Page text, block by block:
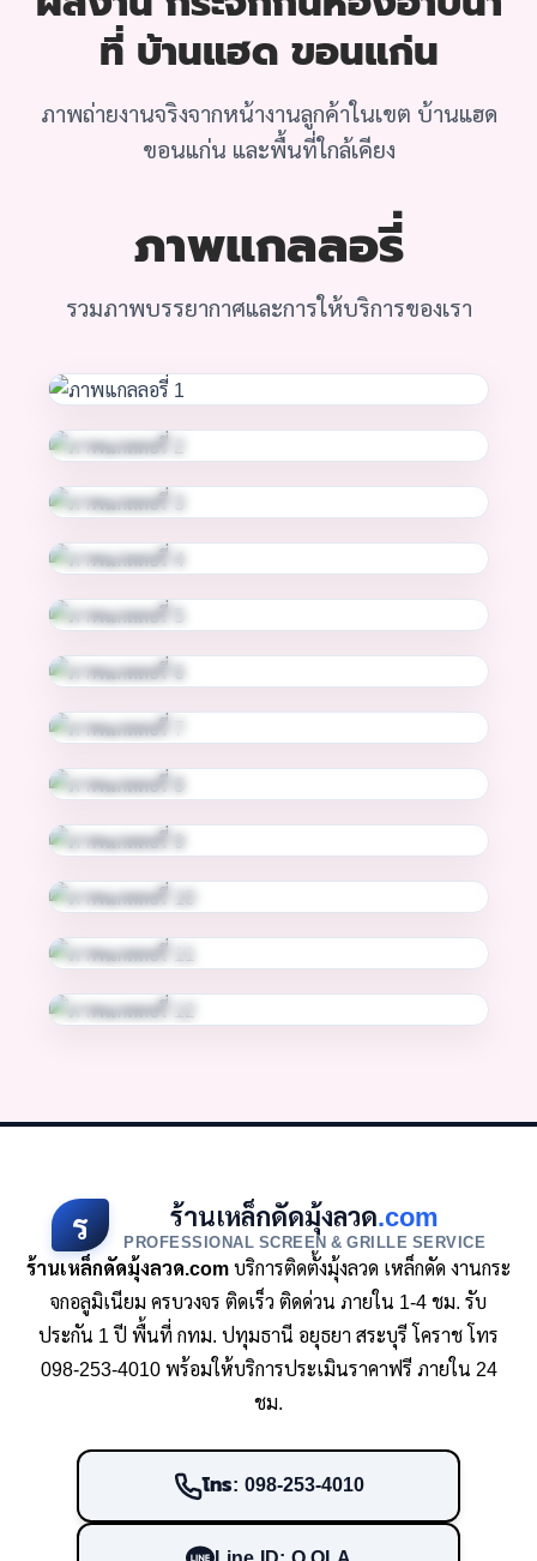
ที่ บ้านแฮด ขอนแก่น
ภาพถ่ายงานจริงจากหน้างานลูกค้าในเขต บ้านแฮด
ขอนแก่น และพื้นที่ใกล้เคียง
ภาพแกลลอรี่
รวมภาพบรรยากาศและการให้บริการของเรา
ร ร้านเหล็กดัดมุ้งลวด.com
PROFESSIONAL SCREEN & GRILLE SERVICE
ร้านเหล็กดัดมุ้งลวด.comบริการติดตั้งมุ้งลวด เหล็กดัด งานกระ
จกอลูมิเนียม ครบวงจร ติดเร็ว ติดด่วน ภายใน 1-4 ชม. รับ
ประกัน 1 ปี พื้นที่ กทม. ปทุมธานี อยุธยา สระบุรี โคราช โทร
098-253-4010 พร้อมให้บริการประเมินราคาฟรี ภายใน 24
ชม.
โทร: 098-253-4010